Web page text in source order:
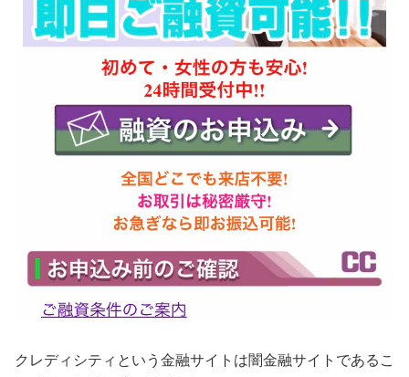
クレディシティ という金融サイトは闇金融サイトであるこ